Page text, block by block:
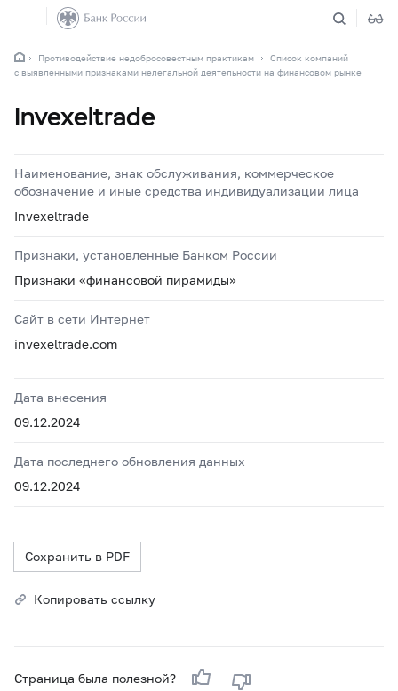
Противодействие недобросовестным практикам
Список компаний
с выявленными признаками нелегальной деятельности на финансовом рынке
Invexeltrade
Наименование, знак обслуживания, коммерческое
обозначение и иные средства индивидуализации лица
Invexeltrade
Признаки, установленные Банком России
Признаки «финансовой пирамиды»
Сайт в сети Интернет
invexeltrade.com
Дата внесения
09.12.2024
Дата последнего обновления данных
09.12.2024
Сохранить в PDF
Копировать ссылку
Страница была полезной?